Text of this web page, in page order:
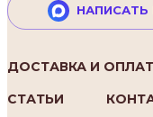
НАПИСАТЬ
ДОСТАВКА И
СТАТЬИ